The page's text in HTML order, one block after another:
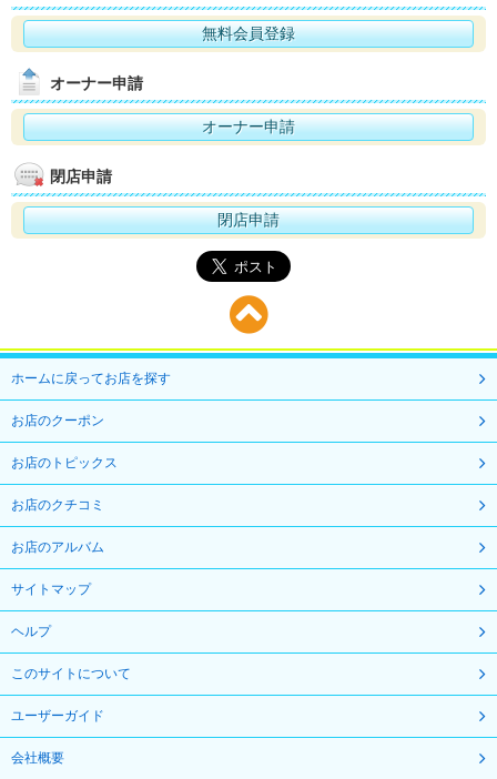
無料会員登録
オーナー申請
オーナー申請
閉店申請
閉店申請
ホームに戻ってお店を探す
お店のクーポン
お店のトピックス
お店のクチコミ
お店のアルバム
サイトマップ
ヘルプ
このサイトについて
ユーザーガイド
会社概要